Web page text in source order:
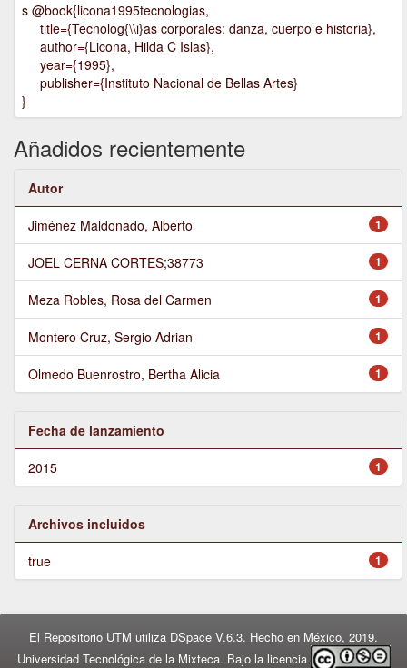
s @book{licona1995tecnologias,
title={Tecnolog{\\i}as corporales: danza, cuerpo e historia},
author={Licona, Hilda C Islas},
year={1995},
publisher={Instituto Nacional de Bellas Artes}
}
Añadidos recientemente
Autor
1
Jiménez Maldonado, Alberto
1
JOEL CERNA CORTES;38773
1
Meza Robles, Rosa del Carmen
1
Montero Cruz, Sergio Adrian
1
Olmedo Buenrostro, Bertha Alicia
Fecha de lanzamiento
1
2015
Archivos incluidos
1
true
El Repositorio UTM utiliza DSpace V.6.3. Hecho en México, 2019.
Universidad Tecnológica de la Mixteca. Bajo la licencia